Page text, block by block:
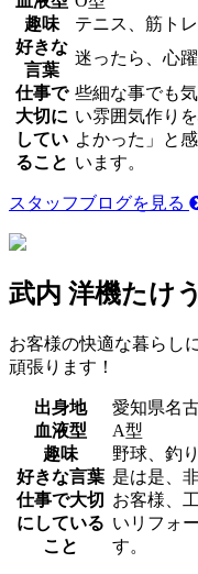
趣味
テニス、筋トレ
好きな
言葉
迷ったら、心
仕事で
大切に
してい
ること
些細な事でも
い雰囲気作り
よかった」と
います。
スタッフブログを見る
武内 洋機たけ
お客様の快適な暮らし
頑張ります！
出身地
愛知県名
血液型
A型
趣味
野球、釣
好きな言葉 是は是、
仕事で大切
にしている
こと
お客様、
いリフォ
す。